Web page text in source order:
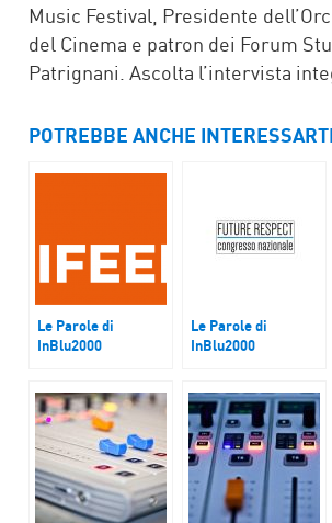
Music Festival, Presidente
del Cinema e patron dei Forum
Patrignani. Ascolta l’intervista
POTREBBE ANCHE INTERESSARTI
Le Parole di
InBlu2000
Le Parole di
InBlu2000
pratiche a confronto